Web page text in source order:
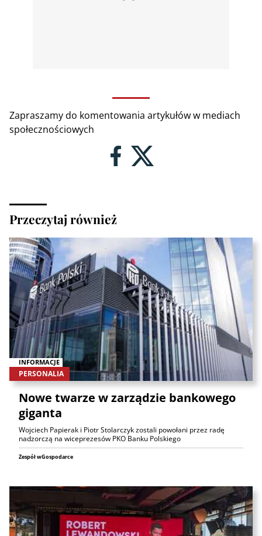
Zapraszamy do komentowania artykułów w mediach
społecznościowych
Przeczytaj również
INFORMACJE
PERSONALIA
Nowe twarze w zarządzie bankowego
giganta
Wojciech Papierak i Piotr Stolarczyk zostali powołani przez radę
nadzorczą na wiceprezesów PKO Banku Polskiego
Zespół wGospodarce